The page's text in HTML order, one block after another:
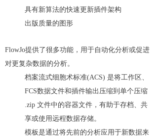
具有新算法的快速更新插件架构
出版质量的图形
FlowJo提供了很多功能，用于自动化分析或促进
对更复杂数据的分析。
档案流式细胞术标准(ACS) 是将工作区、
FCS数据文件和插件输出压缩到单个压缩
.zip 文件中的容器文件，有助于存档、共
享或使用远程数据存储。
模板是通过将先前的分析应用于新数据来